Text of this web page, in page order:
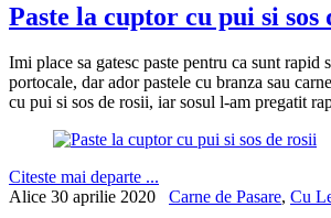
Paste la cuptor cu pui si sos
Imi place sa gatesc paste pentru ca sunt
portocale, dar ador pastele cu branza sau
cu pui si sos de rosii, iar sosul l-am pregatit
Citeste mai departe ...
Alice 30 aprilie 2020 Carne de Pasare, Cu